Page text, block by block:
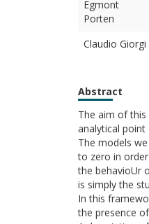
Egmont
Porten
Claudio Giorgi
Abstract
The aim of
analytical point
The models
to zero in
the behavioUr
is simply the
In this
the presence